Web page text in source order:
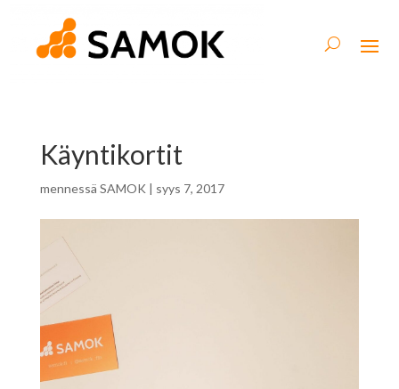
Käyntikortit
mennessä SAMOK | syys 7, 2017